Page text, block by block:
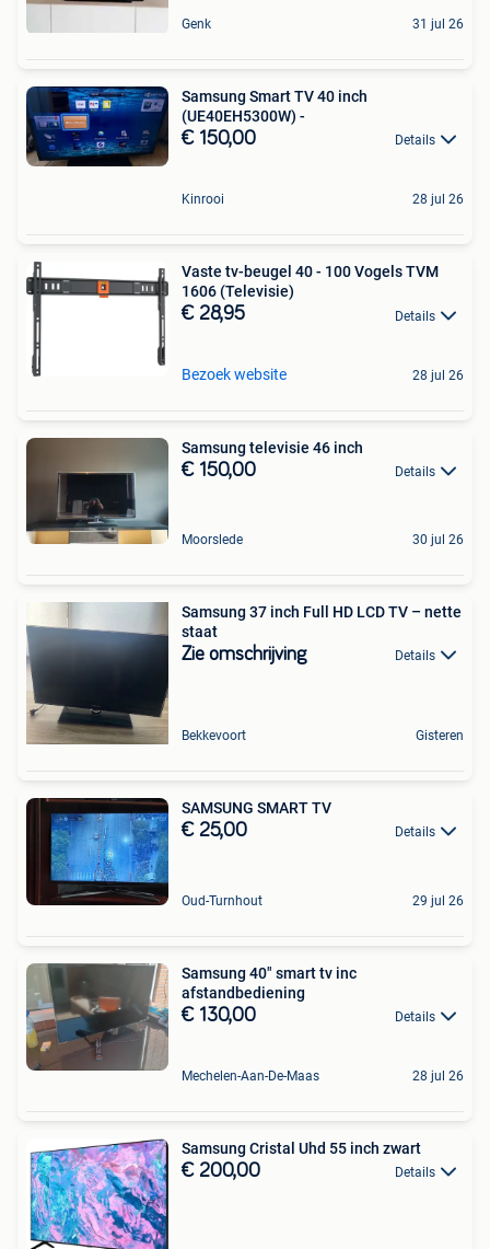
Genk 31 jul 26
Samsung Smart TV 40 inch
(UE40EH5300W) -
€ 150,00 Details
Kinrooi 28 jul 26
Vaste tv-beugel 40 - 100 Vogels TVM
1606 (Televisie)
€ 28,95 Details
Bezoek website 28 jul 26
Samsung televisie 46 inch
€ 150,00 Details
Moorslede 30 jul 26
Samsung 37 inch Full HD LCD TV – nette
staat
Zie omschrijving Details
Bekkevoort Gisteren
SAMSUNG SMART TV
€ 25,00 Details
Oud-Turnhout 29 jul 26
Samsung 40" smart tv inc
afstandbediening
€ 130,00 Details
Mechelen-Aan-De-Maas 28 jul 26
Samsung Cristal Uhd 55 inch zwart
€ 200,00 Details